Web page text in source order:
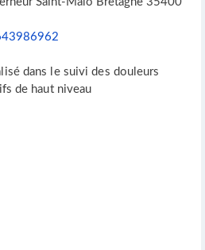
dans le suivi des douleurs
de haut niveau